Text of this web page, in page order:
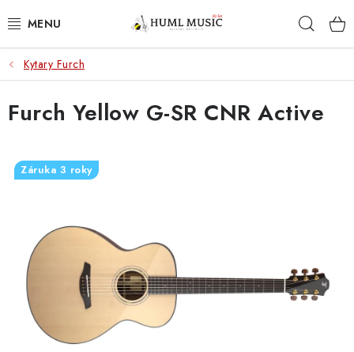
na
KYTARY
UKULELE
ZVUK
KYTAROVÉ PŘÍSLUŠENSTVÍ
Kytary Furch
Furch Yellow G-SR CNR Active
Záruka 3 roky